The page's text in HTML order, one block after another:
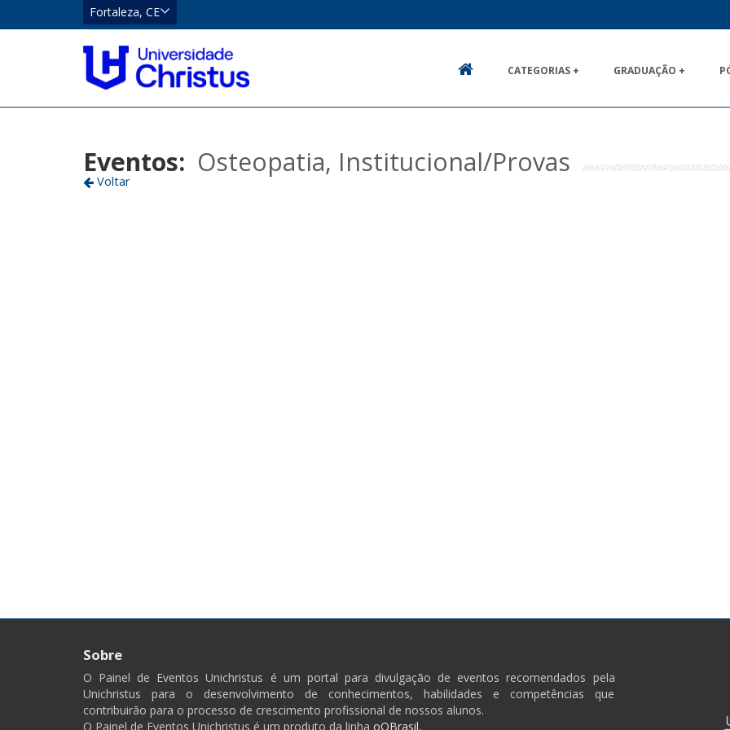
CE
Eusébio
Fortaleza
Fortaleza, CE
Localizar
CATEGORIAS + GRADUAÇÃO +
Eventos: Osteopatia, Institucional/Provas
Voltar
Sobre
O Painel de Eventos Unichristus é um portal para divulgação de eventos recomendados pela
Unichristus para o desenvolvimento de conhecimentos, habilidades e competências que
contribuirão para o processo de crescimento profissional de nossos alunos.
O Painel de Eventos Unichristus é um produto da linha oQBrasil.